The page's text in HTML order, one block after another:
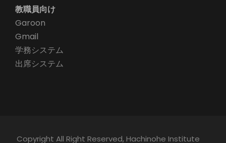
教職員向け
Garoon
Gmail
学務システム
出席システム
Copyright All Right Reserved, Hachinohe Institute